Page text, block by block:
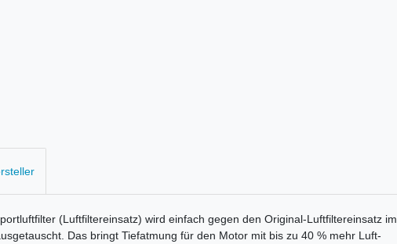
(Luftfiltereinsatz) wird einfach gegen den Original-Luftfiltereinsatz im
Das bringt Tiefatmung für den Motor mit bis zu 40 % mehr Luft-